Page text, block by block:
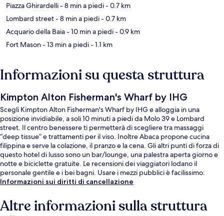
Piazza Ghirardelli- 8 min a piedi- 0.7 km
Lombard street- 8 min a piedi- 0.7 km
Acquario della Baia- 10 min a piedi- 0.9 km
Fort Mason- 13 min a piedi- 1.1 km
Informazioni su questa struttura
Kimpton Alton Fisherman's Wharf by IHG
Scegli Kimpton Alton Fisherman's Wharf by IHG e alloggia in una
posizione invidiabile, a soli 10 minuti a piedi da Molo 39 e Lombard
street. Il centro benessere ti permetterà di scegliere tra massaggi
“deep tissue” e trattamenti per il viso. Inoltre Abaca propone cucina
filippina e serve la colazione, il pranzo e la cena. Gli altri punti di forza di
questo hotel di lusso sono un bar/lounge, una palestra aperta giorno e
notte e biciclette gratuite. Le recensioni dei viaggiatori lodano il
personale gentile e i bei bagni. Usare i mezzi pubblici è facilissimo:
Stazione metro di Jones St and Beach St si trova a pochi minuti di
piedi.
Informazioni sui diritti di cancellazione
Altre informazioni sulla struttura